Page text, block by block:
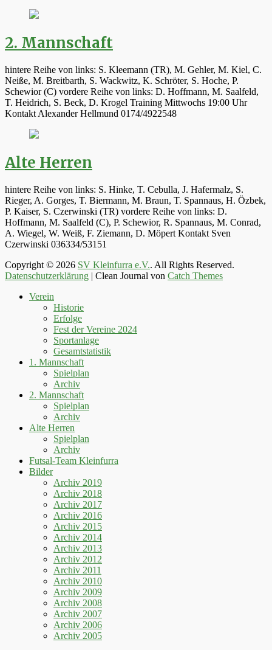
2. Mannschaft
hintere Reihe von links: S. Kleemann (TR), M. Gehler, M. Kiel, C.
Neiße, M. Breitbarth, S. Wackwitz, K. Schröter, S. Hoche, P.
Schewior (C) vordere Reihe von links: D. Hoffmann, M. Saalfeld,
T. Heidrich, S. Beck, D. Krogel Training Mittwochs 19:00 Uhr
Kontakt Alexander Hellmund 0174/4922548
Alte Herren
hintere Reihe von links: S. Hinke, T. Cebulla, J. Hafermalz, S.
Rieger, A. Gorges, T. Biermann, M. Braun, T. Spannaus, H. Özbek,
P. Kaiser, S. Czerwinski (TR) vordere Reihe von links: D.
Hoffmann, M. Saalfeld (C), P. Schewior, R. Spannaus, M. Conrad,
A. Wiegel, W. Weiß, F. Ziemann, D. Möpert Kontakt Sven
Czerwinski 036334/53151
Copyright © 2026 SV Kleinfurra e.V.. All Rights Reserved.
Datenschutzerklärung | Clean Journal von Catch Themes
scrollenVerein
Historie
Erfolge
Fest der Vereine 2024
Sportanlage
Gesamtstatistik
1. Mannschaft
Spielplan
Archiv
2. Mannschaft
Spielplan
Archiv
Alte Herren
Spielplan
Archiv
Futsal-Team Kleinfurra
Bilder
Archiv 2019
Archiv 2018
Archiv 2017
Archiv 2016
Archiv 2015
Archiv 2014
Archiv 2013
Archiv 2012
Archiv 2011
Archiv 2010
Archiv 2009
Archiv 2008
Archiv 2007
Archiv 2006
Archiv 2005